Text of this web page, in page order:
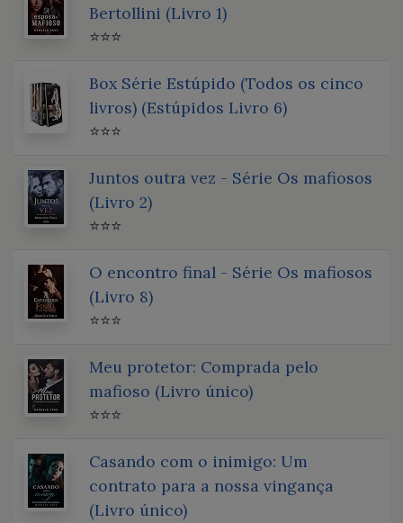
Bertollini (Livro 1)
⭐⭐⭐
Box Série Estúpido (Todos os cinco
livros) (Estúpidos Livro 6)
⭐⭐⭐
Juntos outra vez - Série Os mafiosos
(Livro 2)
⭐⭐⭐
O encontro final - Série Os mafiosos
(Livro 8)
⭐⭐⭐
Meu protetor: Comprada pelo
mafioso (Livro único)
⭐⭐⭐
Casando com o inimigo: Um
contrato para a nossa vingança
(Livro único)